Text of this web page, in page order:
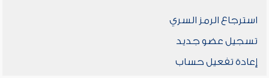
استرجاع الرمز السري
تسجيل عضو جديد
إعادة تفعيل حساب